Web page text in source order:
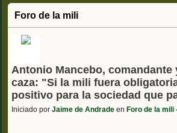
Foro de la mili
Antonio Mancebo, comandante
caza: "Si la mili fuera
positivo para la sociedad que
Iniciado por Jaime de Andrade en Foro de la mili